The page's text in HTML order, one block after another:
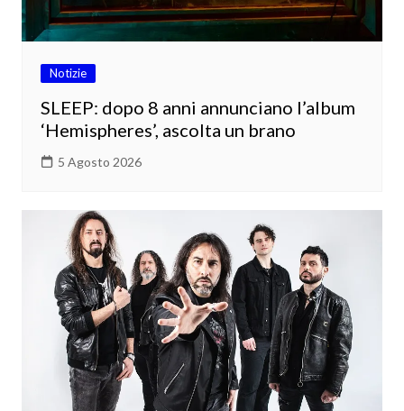
Notizie
SLEEP: dopo 8 anni annunciano l’album
‘Hemispheres’, ascolta un brano
5 Agosto 2026